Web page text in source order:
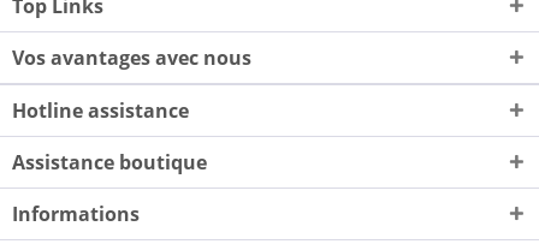
Top Links
Vos avantages avec nous
Hotline assistance
Assistance boutique
Informations